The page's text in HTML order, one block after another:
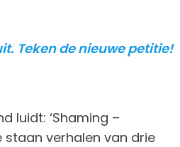
Teken de nieuwe petitie!
luidt: ‘Shaming –
staan verhalen van drie